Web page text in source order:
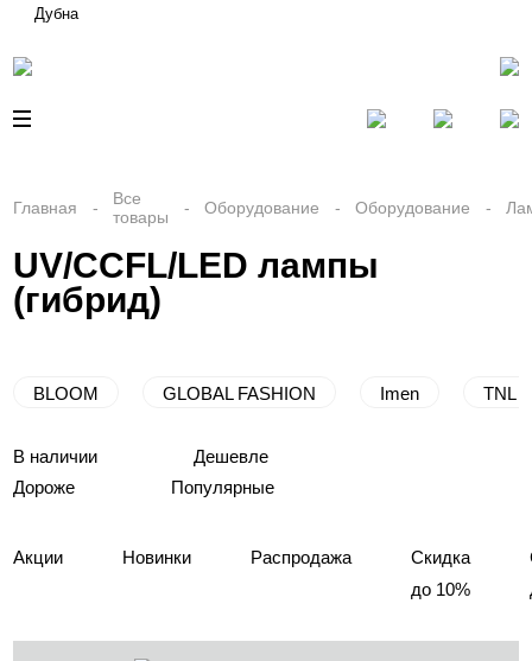
Дубна
Главная
Все
товары
Оборудование Оборудование
UV/CCFL/LED лампы
(гибрид)
BLOOM GLOBAL FASHION Imen TNL
В наличии
Дешевле
Дороже
Популярные
Акции Новинки Распродажа
Скидка
до 10%